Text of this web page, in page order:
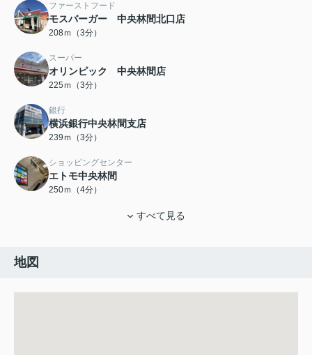
ファーストフード
モスバーガー 中央林間北口店
208ｍ（3分）
スーパー
オリンピック 中央林間店
225ｍ（3分）
銀行
横浜銀行中央林間支店
239ｍ（3分）
ショッピングセンター
エトモ中央林間
250ｍ（4分）
すべて見る
地図